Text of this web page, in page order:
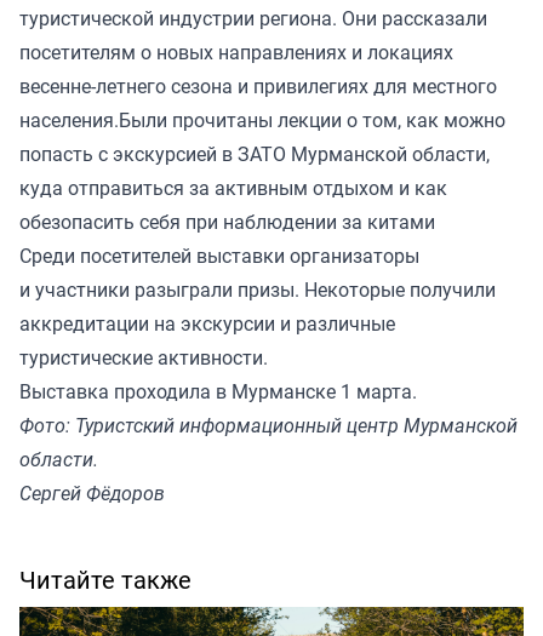
туристической индустрии региона. Они рассказали
посетителям о новых направлениях и локациях
весенне-летнего сезона и привилегиях для местного
населения.Были прочитаны лекции о том, как можно
попасть с экскурсией в ЗАТО Мурманской области,
куда отправиться за активным отдыхом и как
обезопасить себя при наблюдении за китами
Среди посетителей выставки организаторы
и участники разыграли призы. Некоторые получили
аккредитации на экскурсии и различные
туристические активности.
Выставка проходила в Мурманске 1 марта.
Фото: Туристский информационный центр Мурманской
области.
Сергей Фёдоров
Читайте также